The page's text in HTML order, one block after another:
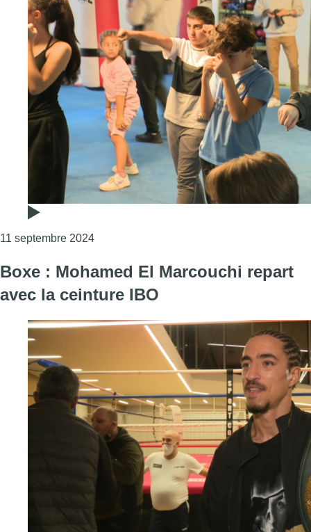
11 septembre 2024Consulter l'article "Des jeunes de
Boxe : Mohamed El Marcouchi repart
avec la ceinture IBO